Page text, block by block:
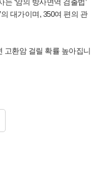
‘암의 방사면역 검출법’
대가이며, 350여 편의 관
고환암 걸릴 확률 높아집니